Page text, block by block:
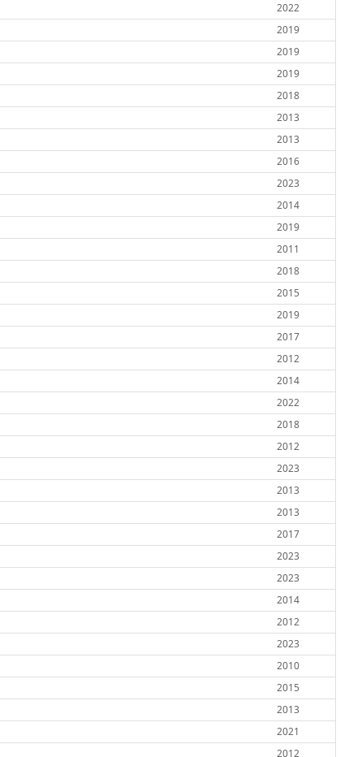
2022
2019
2019
2019
2018
2013
2013
2016
2023
2014
2019
2011
2018
2015
2019
2017
2012
2014
2022
2018
2012
2023
2013
2013
2017
2023
2023
2014
2012
2023
2010
2015
2013
2021
2012